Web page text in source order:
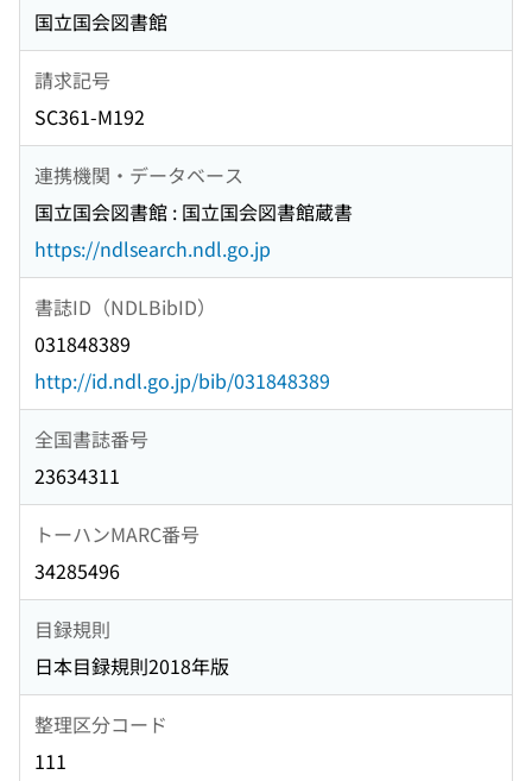
国立国会図書館
請求記号
SC361-M192
連携機関・データベース
国立国会図書館 : 国立国会図書館蔵書
https://ndlsearch.ndl.go.jp
書誌ID（NDLBibID）
031848389
http://id.ndl.go.jp/bib/031848389
全国書誌番号
23634311
トーハンMARC番号
34285496
目録規則
日本目録規則2018年版
整理区分コード
111